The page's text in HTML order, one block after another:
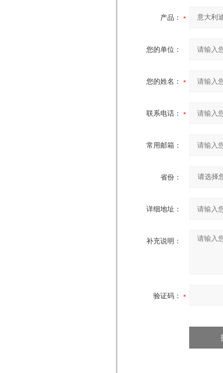
产品：
您的单位：
您的姓名：
联系电话：
常用邮箱：
省份：
详细地址：
补充说明：
验证码：